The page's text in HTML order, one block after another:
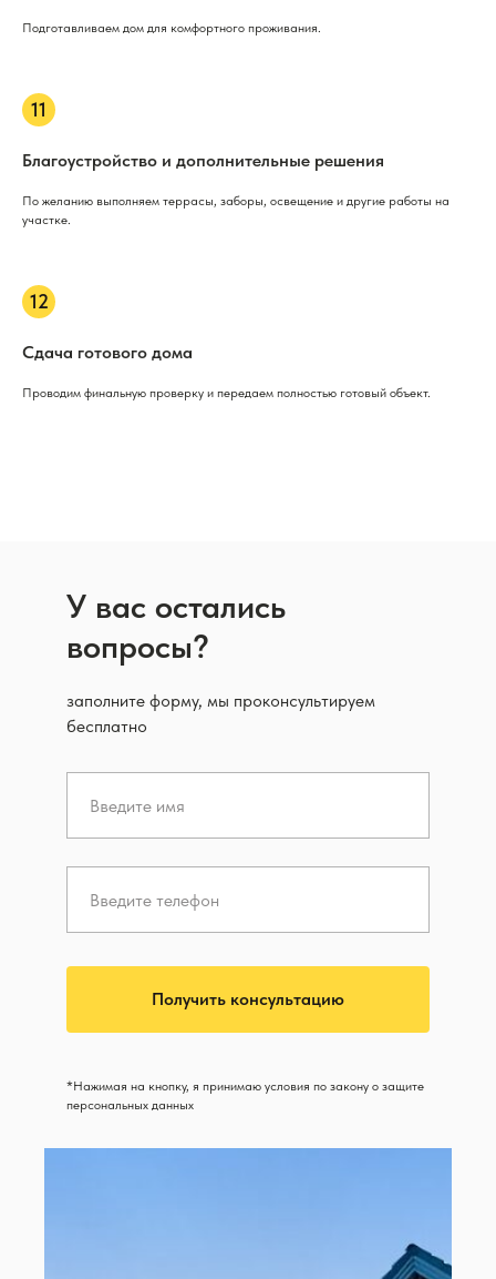
Подготавливаем дом для комфортного проживания.
Благоустройство и дополнительные решения
По желанию выполняем террасы, заборы, освещение и другие работы на
участке.
Сдача готового дома
Проводим финальную проверку и передаем полностью готовый объект.
У вас остались
вопросы?
заполните форму, мы проконсультируем
бесплатно
Получить консультацию
*Нажимая на кнопку, я принимаю условия по закону о защите
персональных данных